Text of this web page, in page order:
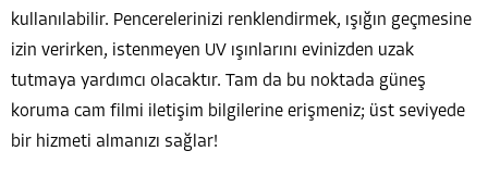
kullanılabilir. Pencerelerinizi renklendirmek, ışığın geçmesine
izin verirken, istenmeyen UV ışınlarını evinizden uzak
tutmaya yardımcı olacaktır. Tam da bu noktada güneş
koruma cam filmi iletişim bilgilerine erişmeniz; üst seviyede
bir hizmeti almanızı sağlar!